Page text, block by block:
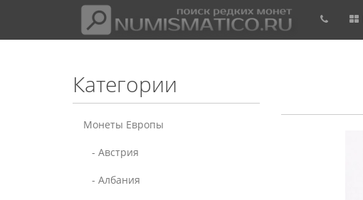
Категории
Монеты Европы
- Австрия
- Албания